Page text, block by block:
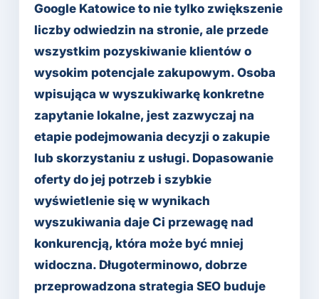
Google Katowice to nie tylko zwiększenie
liczby odwiedzin na stronie, ale przede
wszystkim pozyskiwanie klientów o
wysokim potencjale zakupowym. Osoba
wpisująca w wyszukiwarkę konkretne
zapytanie lokalne, jest zazwyczaj na
etapie podejmowania decyzji o zakupie
lub skorzystaniu z usługi. Dopasowanie
oferty do jej potrzeb i szybkie
wyświetlenie się w wynikach
wyszukiwania daje Ci przewagę nad
konkurencją, która może być mniej
widoczna. Długoterminowo, dobrze
przeprowadzona strategia SEO buduje